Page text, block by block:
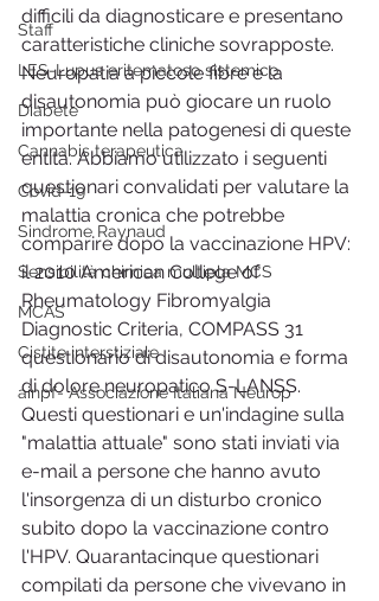
Staff
LES-Lupus eritematoso sistemico
Diabete
Cannabis terapeutica
Covid-19
Sindrome Raynaud
Sensibilità chimica multipla MCS
MCAS
Cistite interstiziale
ainpf- Associazione Italiana Neurop
difficili da diagnosticare e presentano
caratteristiche cliniche sovrapposte.
Neuropatia a piccole fibre e la
disautonomia può giocare un ruolo
importante nella patogenesi di queste
entità. Abbiamo utilizzato i seguenti
questionari convalidati per valutare la
malattia cronica che potrebbe
comparire dopo la vaccinazione HPV:
il 2010 American College of
Rheumatology Fibromyalgia
Diagnostic Criteria, COMPASS 31
questionario di disautonomia e forma
di dolore neuropatico S-LANSS.
Questi questionari e un'indagine sulla
"malattia attuale" sono stati inviati via
e-mail a persone che hanno avuto
l'insorgenza di un disturbo cronico
subito dopo la vaccinazione contro
l'HPV. Quarantacinque questionari
compilati da persone che vivevano in